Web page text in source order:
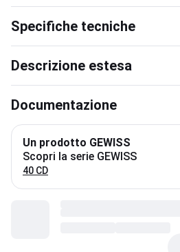
Specifiche tecniche
Descrizione estesa
Documentazione
Un prodotto GEWISS
Scopri la serie GEWISS
40 CD